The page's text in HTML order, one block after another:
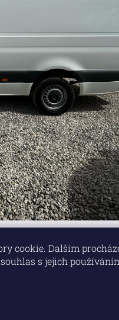
| Marketing zajišťuje
cookie. Dalším
s jejich